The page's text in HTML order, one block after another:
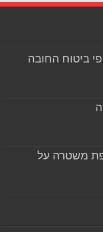
– תעריפי ביטוח החובה
משטרה על